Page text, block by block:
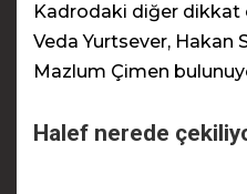
Kadrodaki diğer dikkat
Veda Yurtsever, Hakan
Mazlum Çimen
Halef nerede